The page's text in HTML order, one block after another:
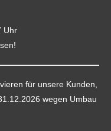
Uhr
für unsere Kunden,
wegen Umbau